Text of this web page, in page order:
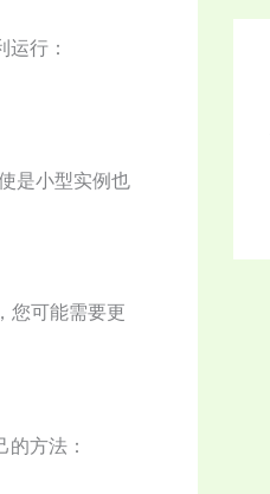
行：
是小型实例也
您可能需要更
方法：